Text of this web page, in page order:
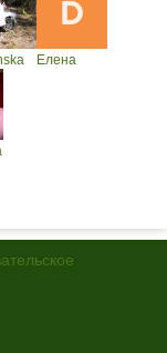
Елена